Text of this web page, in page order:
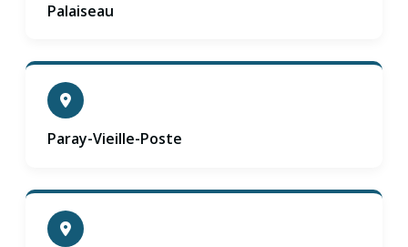
Palaiseau
Paray-Vieille-Poste